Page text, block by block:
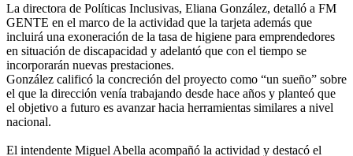
La directora de Políticas Inclusivas, Eliana González, detalló a FM
GENTE en el marco de la actividad que la tarjeta además que
incluirá una exoneración de la tasa de higiene para emprendedores
en situación de discapacidad y adelantó que con el tiempo se
incorporarán nuevas prestaciones.
González calificó la concreción del proyecto como “un sueño” sobre
el que la dirección venía trabajando desde hace años y planteó que
el objetivo a futuro es avanzar hacia herramientas similares a nivel
nacional.
El intendente Miguel Abella acompañó la actividad y destacó el